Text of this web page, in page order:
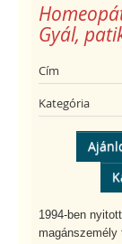
Gyál,
Cím
Kategória
1994-ben
magánszemély